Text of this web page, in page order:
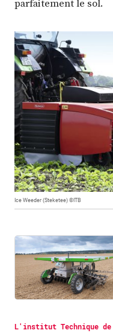
parfaitement le sol.
Ice Weeder (Steketee) ©ITB
L'institut Technique